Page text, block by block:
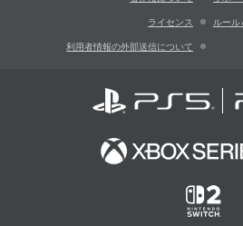
ライセンス ルール
利用者情報の外部送信について